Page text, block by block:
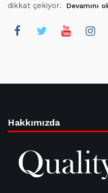
dikkat çekiyor.
Devamını
Hakkımızda